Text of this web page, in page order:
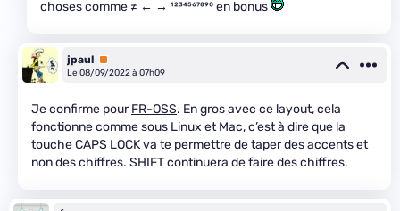
choses comme ≠ ← → ¹²³⁴⁵⁶⁷⁸⁹⁰ en bonus
jpaul Premium
Le 08/09/2022 à 07h09
Je confirme pourFR-OSS. En gros avec ce layout, cela
fonctionne comme sous Linux et Mac, c’est à dire que la
touche CAPS LOCK va te permettre de taper des accents et
non des chiffres. SHIFT continuera de faire des chiffres.